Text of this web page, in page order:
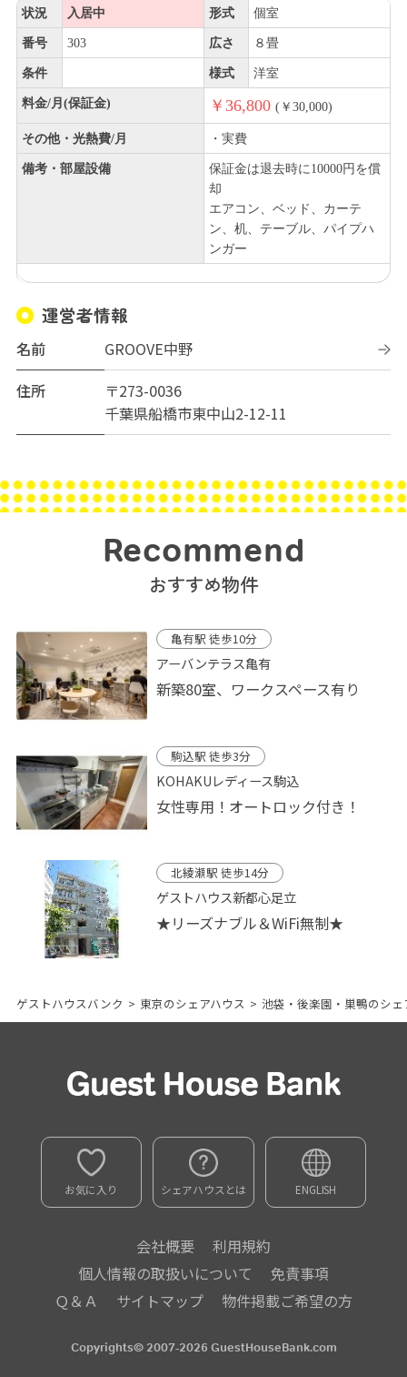
状況 入居中 形式 個室
番号 303 広さ ８畳
条件 様式 洋室
料金/月(保証金) ￥36,800 (￥30,000)
その他・光熱費/月 ・実費
備考・部屋設備
保証金は退去時に10000円を償
却
エアコン、ベッド、カーテ
ン、机、テーブル、パイプハ
ンガー
運営者情報
名前
GROOVE中野
住所
〒273-0036
千葉県船橋市東中山2-12-11
Recommend
おすすめ物件
亀有駅 徒歩10分
アーバンテラス亀有
新築80室、ワークスペース有り
駒込駅 徒歩3分
KOHAKUレディース駒込
女性専用！オートロック付き！
北綾瀬駅 徒歩14分
ゲストハウス新都心足立
★リーズナブル＆WiFi無制★
ゲストハウスバンク > 東京のシェアハウス > 池袋・後楽園・巣鴨のシェ
お気に入り シェアハウスとは ENGLISH
会社概要
利用規約
個人情報の取扱いについて
免責事項
Ｑ＆Ａ
サイトマップ 物件掲載ご希望の方
Copyrights© 2007-2026 GuestHouseBank.com